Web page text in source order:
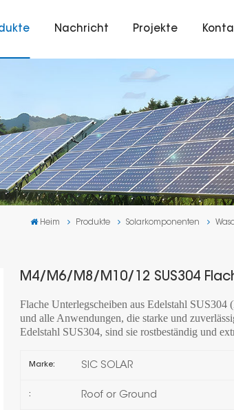
Nachricht Projekte
Heim Produkte Solarkomponenten
M4/M6/M8/M10/12 SUS304
Flache Unterlegscheiben aus Edelstahl
und alle Anwendungen, die starke und
Edelstahl SUS304, sind sie rostbeständig und
Marke: SIC SOLAR
: Roof or Ground